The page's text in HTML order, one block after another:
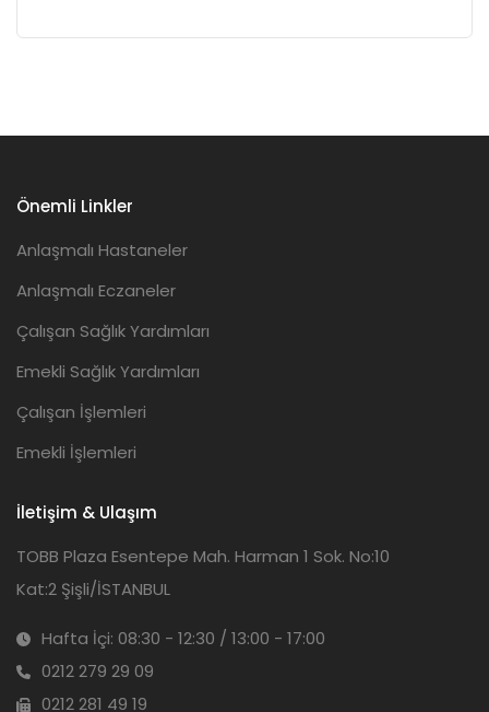
Önemli Linkler
Anlaşmalı Hastaneler
Anlaşmalı Eczaneler
Çalışan Sağlık Yardımları
Emekli Sağlık Yardımları
Çalışan İşlemleri
Emekli İşlemleri
İletişim & Ulaşım
TOBB Plaza Esentepe Mah. Harman 1 Sok. No:10
Kat:2 Şişli/İSTANBUL
Hafta İçi: 08:30 - 12:30 / 13:00 - 17:00
0212 279 29 09
0212 281 49 19